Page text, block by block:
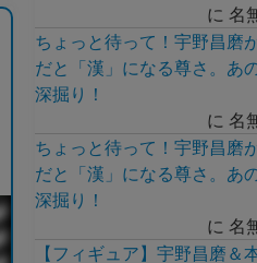
に 名
ちょっと待って！宇野昌磨
だと「漢」になる尊さ。あ
深掘り！
に 名
ちょっと待って！宇野昌磨
だと「漢」になる尊さ。あ
深掘り！
に 名
【フィギュア】宇野昌磨＆